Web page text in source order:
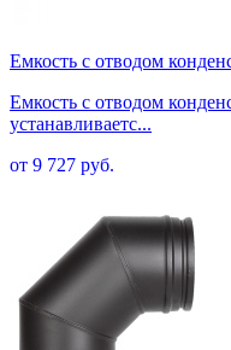
Емкость с отводом
Емкость с отводом
устанавливаетс...
от 9 727 руб.